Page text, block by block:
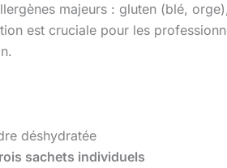
majeurs : gluten (blé,
est cruciale pour les
déshydratée
sachets individuels